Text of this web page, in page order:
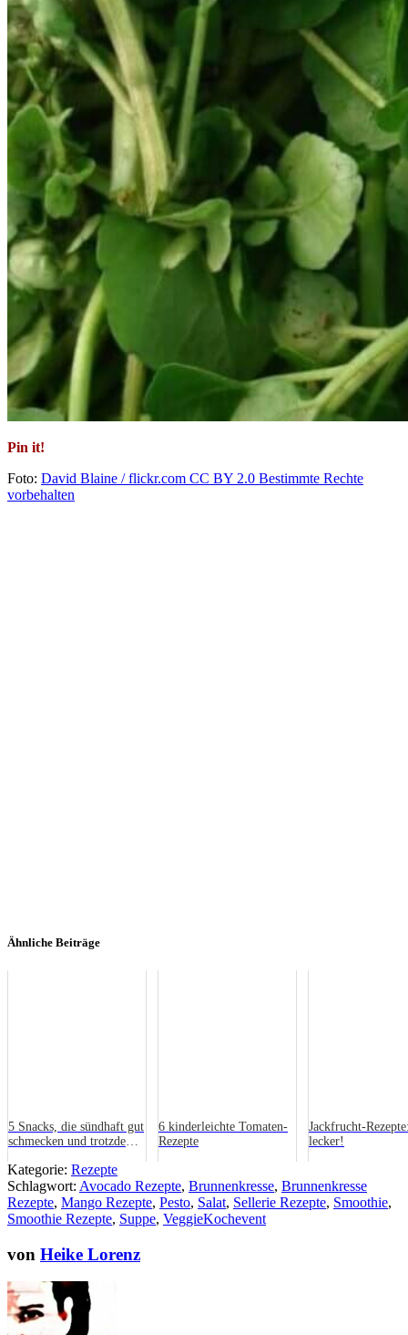
Pin it!
Foto: David Blaine / flickr.com CC BY 2.0 Bestimmte Rechte
vorbehalten
Ähnliche Beiträge
5 Snacks, die sündhaft gut
schmecken und trotzdem
6 kinderleichte Tomaten-
Rezepte
Jackfrucht-
lecker!
Kategorie: Rezepte
Schlagwort: Avocado Rezepte, Brunnenkresse, Brunnenkresse
Rezepte, Mango Rezepte, Pesto, Salat, Sellerie Rezepte, Smoothie,
Smoothie Rezepte, Suppe, VeggieKochevent
von Heike Lorenz